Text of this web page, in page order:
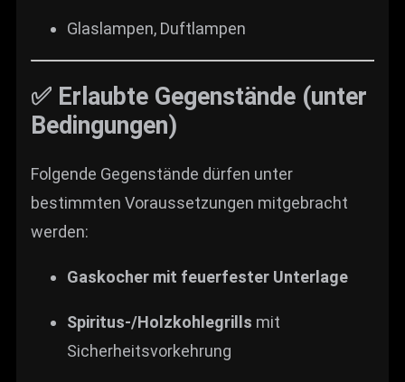
Glaslampen, Duftlampen
✅ Erlaubte Gegenstände (unter
Bedingungen)
Folgende Gegenstände dürfen unter
bestimmten Voraussetzungen mitgebracht
werden:
Gaskocher mit feuerfester Unterlage
Spiritus-/Holzkohlegrills mit
Sicherheitsvorkehrung